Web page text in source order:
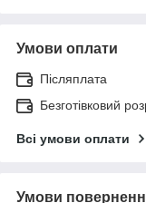
Умови оплати
Післяплата
Безготівковий
Всі умови оплати
Умови